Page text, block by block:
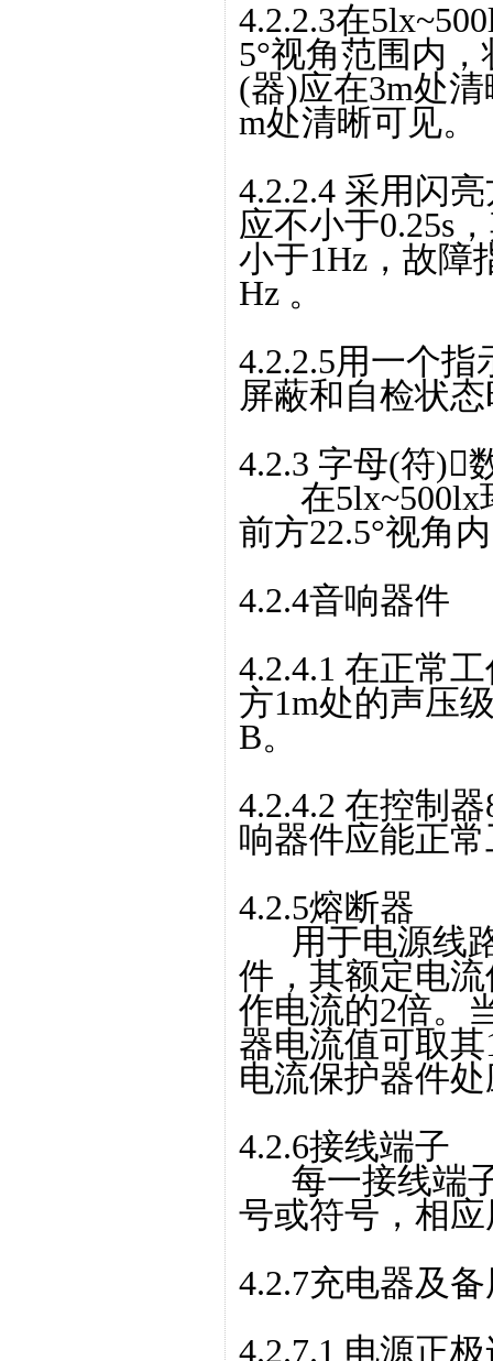
4.2.2.3在
5°视角范围内
(器)应在3m处
m处清晰可见。
4.2.2.4 采用闪
应不小于0.25s
小于1Hz，故障
Hz 。
4.2.2.5用一个
屏蔽和自检状
4.2.3 字母(符)
在5lx~500lx
前方22.5°视角
4.2.4音响器件
4.2.4.1 在正常
方1m处的声压
B。
4.2.4.2 在控制
响器件应能正
4.2.5熔断器
用于电源线路
件，其额定电
作电流的2倍。
器电流值可取
电流保护器件
4.2.6接线端子
每一接线端子
号或符号，相
4.2.7充电器及
4.2.7.1 电源正